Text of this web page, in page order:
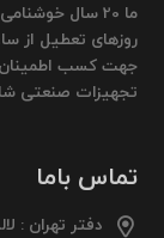
ما 20 سال
جهت کسب اطمینان
تجهیزات صنعتی
تماس باما
دفتر تهران :